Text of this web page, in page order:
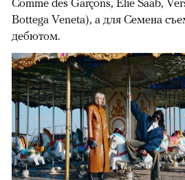
Bottega Veneta), а для Семена
дебютом.